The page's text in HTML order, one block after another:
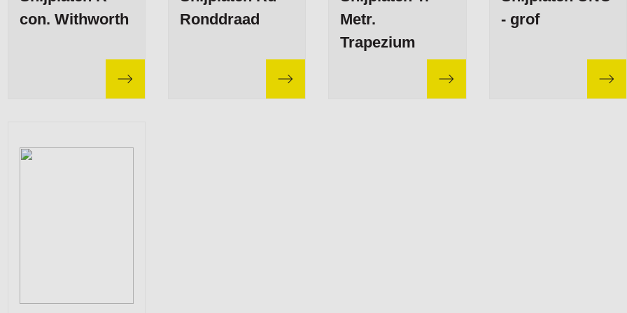
con. Withworth
Ronddraad
Metr.
Trapezium
- grof